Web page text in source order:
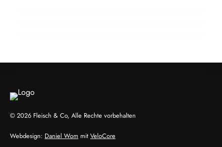
© 2026 Fleisch & Co, Alle Rechte vorbehalten
Webdesign: Daniel Wom mit VeloCore